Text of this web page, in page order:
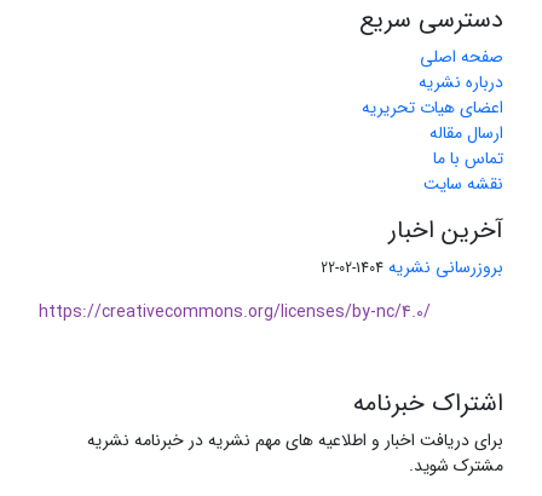
دسترسی سریع
صفحه اصلی
درباره نشریه
اعضای هیات تحریریه
ارسال مقاله
تماس با ما
نقشه سایت
آخرین اخبار
بروزرسانی نشریه 1404-02-22
https://creativecommons.org/licenses/by-nc/4.0/
اشتراک خبرنامه
برای دریافت اخبار و اطلاعیه های مهم نشریه در خبرنامه نشریه
مشترک شوید.